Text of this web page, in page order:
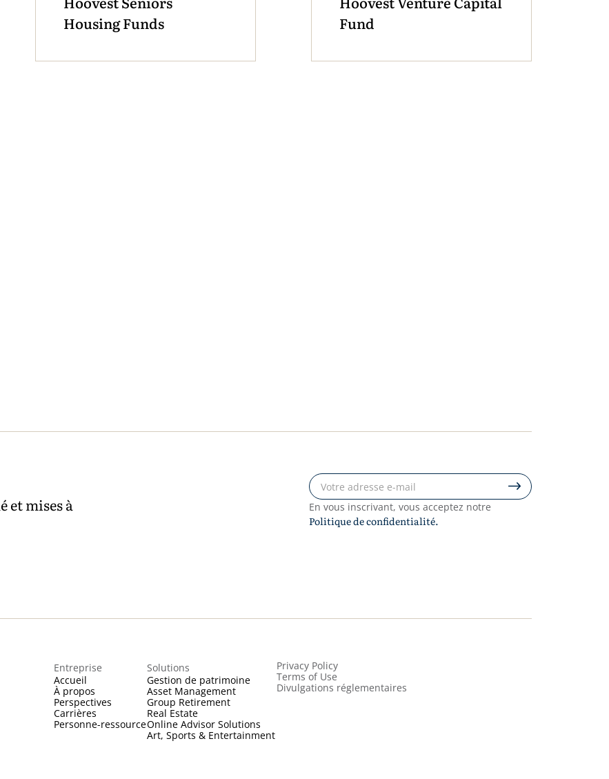
Housing Funds
Fund
et mises à
En vous inscrivant, vous acceptez notre
Politique de confidentialité.
Entreprise
Accueil
À propos
Perspectives
Carrières
Personne-ressource
Solutions
Gestion de patrimoine
Asset Management
Group Retirement
Real Estate
Online Advisor Solutions
Art, Sports & Entertainment
Privacy Policy
Terms of Use
Divulgations réglementaires